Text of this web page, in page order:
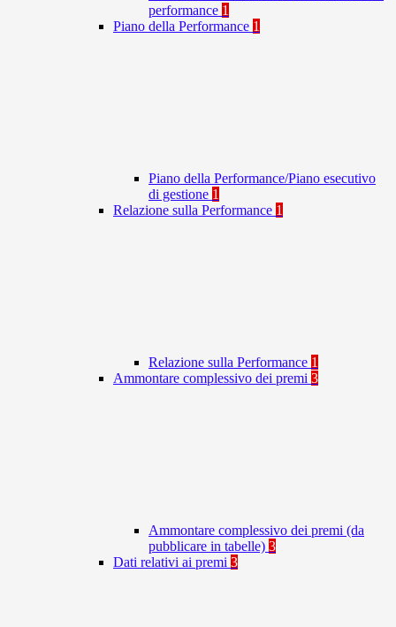
performance 1
Piano della Performance 1
Piano della Performance/Piano esecutivo
di gestione 1
Relazione sulla Performance 1
Relazione sulla Performance 1
Ammontare complessivo dei premi 3
Ammontare complessivo dei premi (da
pubblicare in tabelle) 3
Dati relativi ai premi 3